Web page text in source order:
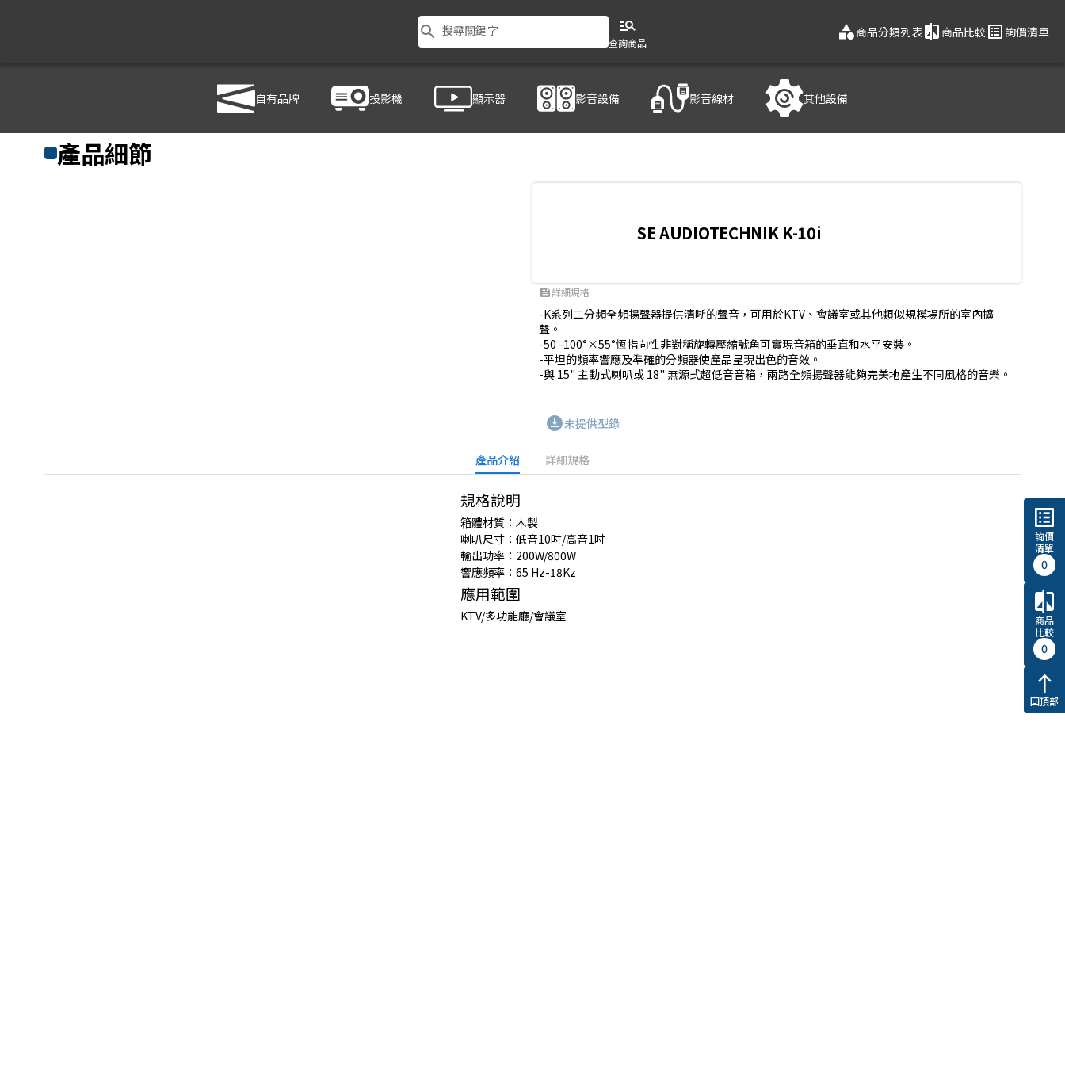
search 搜尋關鍵字 manage_search
查詢商品
category商品分類列表compare商品比較 list_alt 詢價清單
自有品牌 投影機 顯示器 影音設備 影音線材 其他設備
SE AUDIOTECHNIK K-10i
產品細節
SE AUDIOTECHNIK K-10i
feed詳細規格
-K系列二分頻全頻揚聲器提供清晰的聲音，可用於KTV、會議室或其他類似規模場所的室內擴
聲。
-50 -100°×55°恆指向性非對稱旋轉壓縮號角可實現音箱的垂直和水平安裝。
-平坦的頻率響應及準確的分頻器使產品呈現出色的音效。
download_for_offline未提供型錄
產品介紹 詳細規格
規格說明
箱體材質：木製
喇叭尺寸：低音10吋/高音1吋
輸出功率：200W/800W
響應頻率：65 Hz-18Kz
應用範圍
KTV/多功能廳/會議室
list_alt
詢價
清單
0
compare
商品
比較
0
north
回頂部